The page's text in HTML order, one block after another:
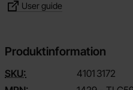
User guide
Produktinformation
SKU: 4101 3172